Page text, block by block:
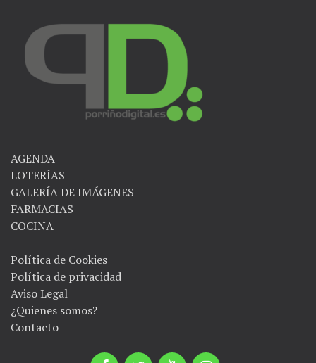
AGENDA
LOTERÍAS
GALERÍA DE IMÁGENES
FARMACIAS
COCINA
Política de Cookies
Política de privacidad
Aviso Legal
¿Quienes somos?
Contacto